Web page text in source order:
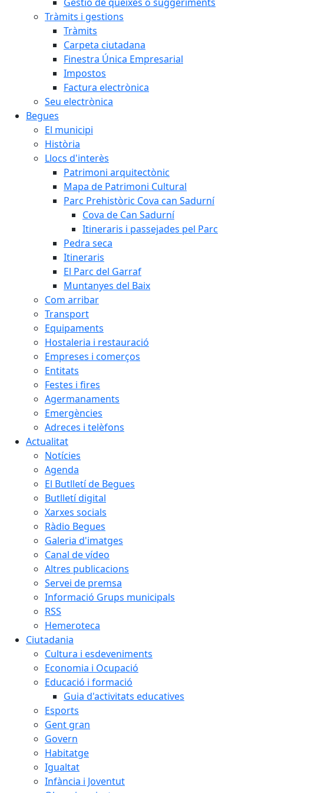
Tràmits i gestions
Tràmits
Carpeta ciutadana
Finestra Única Empresarial
Impostos
Factura electrònica
Seu electrònica
Begues
El municipi
Història
Llocs d'interès
Patrimoni arquitectònic
Mapa de Patrimoni Cultural
Parc Prehistòric Cova can Sadurní
Cova de Can Sadurní
Itineraris i passejades pel Parc
Pedra seca
Itineraris
El Parc del Garraf
Muntanyes del Baix
Com arribar
Transport
Equipaments
Hostaleria i restauració
Empreses i comerços
Entitats
Festes i fires
Agermanaments
Emergències
Adreces i telèfons
Actualitat
Notícies
Agenda
El Butlletí de Begues
Butlletí digital
Xarxes socials
Ràdio Begues
Galeria d'imatges
Canal de vídeo
Altres publicacions
Servei de premsa
Informació Grups municipals
RSS
Hemeroteca
Ciutadania
Cultura i esdeveniments
Economia i Ocupació
Educació i formació
Guia d'activitats educatives
Esports
Gent gran
Govern
Habitatge
Igualtat
Infància i Joventut